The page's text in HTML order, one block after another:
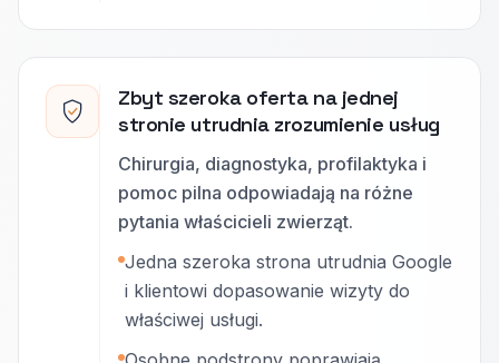
Zbyt szeroka oferta na jednej
stronie utrudnia zrozumienie usług
Chirurgia, diagnostyka, profilaktyka i
pomoc pilna odpowiadają na różne
pytania właścicieli zwierząt.
Jedna szeroka strona utrudnia Google
i klientowi dopasowanie wizyty do
właściwej usługi.